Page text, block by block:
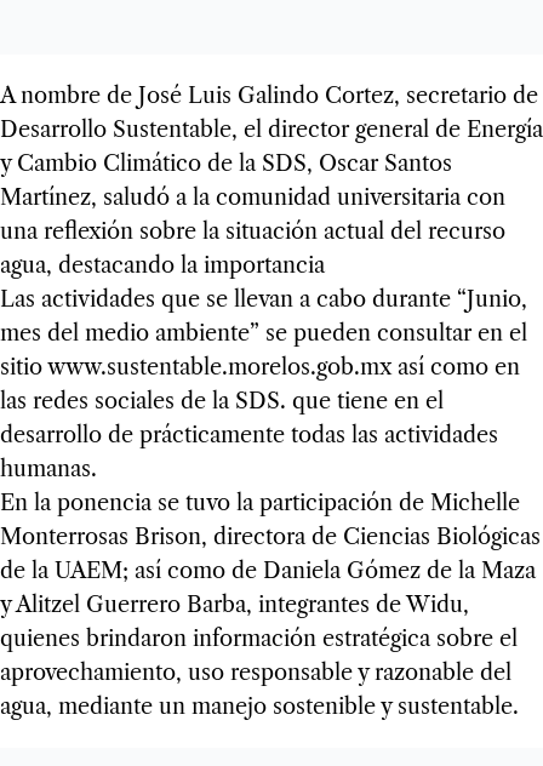
A nombre de José Luis Galindo Cortez, secretario de
Desarrollo Sustentable, el director general de Energía
y Cambio Climático de la SDS, Oscar Santos
Martínez, saludó a la comunidad universitaria con
una reflexión sobre la situación actual del recurso
agua, destacando la importancia
Las actividades que se llevan a cabo durante “Junio,
mes del medio ambiente” se pueden consultar en el
sitio www.sustentable.morelos.gob.mx así como en
las redes sociales de la SDS. que tiene en el
desarrollo de prácticamente todas las actividades
humanas.
En la ponencia se tuvo la participación de Michelle
Monterrosas Brison, directora de Ciencias Biológicas
de la UAEM; así como de Daniela Gómez de la Maza
y Alitzel Guerrero Barba, integrantes de Widu,
quienes brindaron información estratégica sobre el
aprovechamiento, uso responsable y razonable del
agua, mediante un manejo sostenible y sustentable.